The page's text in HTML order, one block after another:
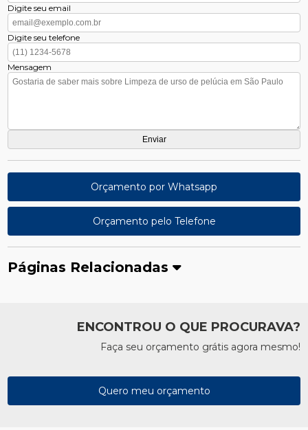
Digite seu email
Digite seu telefone
Mensagem
Orçamento por Whatsapp
Orçamento pelo Telefone
Páginas Relacionadas
ENCONTROU O QUE PROCURAVA?
Faça seu orçamento grátis agora mesmo!
Quero meu orçamento